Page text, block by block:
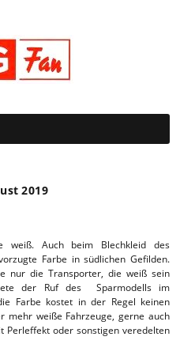
2019
weiß. Auch beim Blechkleid des
Farbe in südlichen Gefilden.
nur die Transporter, die weiß sein
der Ruf des Sparmodells im
Farbe kostet in der Regel keinen
mehr weiße Fahrzeuge, gerne auch
Perleffekt oder sonstigen veredelten